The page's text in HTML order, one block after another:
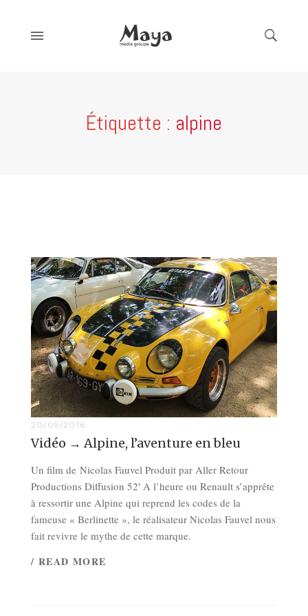
Étiquette : alpine
20/09/2016
Vidéo → Alpine, l’aventure en bleu
Un film de Nicolas Fauvel Produit par Aller Retour
Productions Diffusion 52′ A l’heure ou Renault s’apprête
à ressortir une Alpine qui reprend les codes de la
fameuse « Berlinette », le réalisateur Nicolas Fauvel nous
fait revivre le mythe de cette marque.
/ READ MORE